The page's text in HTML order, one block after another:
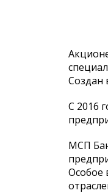
Создан
С 2016
МСП
Особое